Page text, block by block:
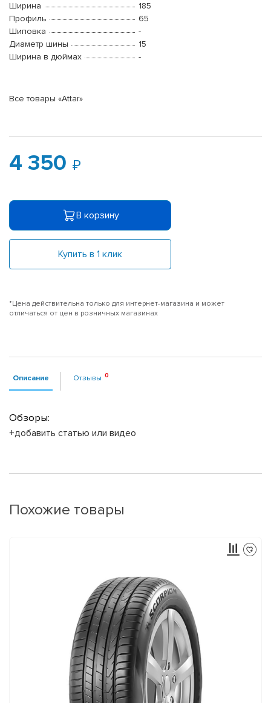
Ширина
185
Профиль
65
Шиповка
-
Диаметр шины
15
Ширина в дюймах
-
Все товары «Attar»
4 350
В корзину
Купить в 1 клик
*Цена действительна только для интернет-магазина и может
отличаться от цен в розничных магазинах
Описание Отзывы
Обзоры:
+добавить статью или видео
Похожие товары